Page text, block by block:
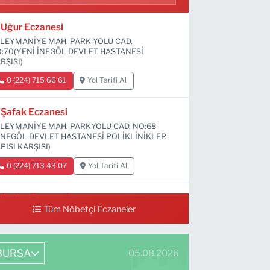
Uğur Eczanesi
MAH. PARK YOLU CAD.
İNEGÖL DEVLET HASTANESİ
0 (224) 715 66 61 Yol Tarifi Al
Şafak Eczanesi
MAH. PARKYOLU CAD. NO:68
DEVLET HASTANESİ POLİKLİNİKLER
KARŞISI)
0 (224) 713 43 07 Yol Tarifi Al
Sevim Eczanesi
MAH. 6 EYLÜL CAD. NO:12 A(GRAND
DÜĞÜN SALONU ALTI)
0 (552) 829 22 16
Tüm Nöbetçi Eczaneler
05.08.2026